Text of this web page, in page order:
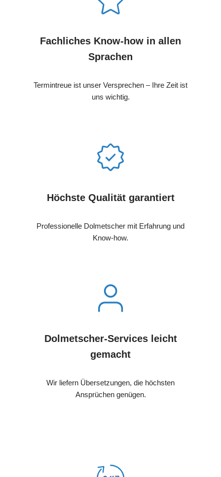
Fachliches Know-how in allen
Sprachen
Termintreue ist unser Versprechen – Ihre Zeit ist
uns wichtig.
Höchste Qualität garantiert
Professionelle Dolmetscher mit Erfahrung und
Know-how.
Dolmetscher-Services leicht
gemacht
Wir liefern Übersetzungen, die höchsten
Ansprüchen genügen.